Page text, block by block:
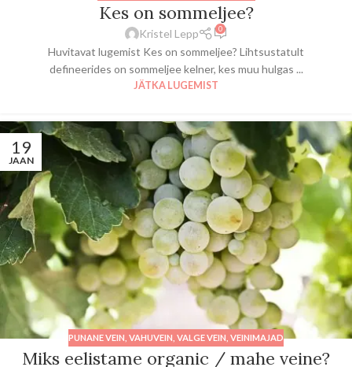
Kes on sommeljee?
Kristel Lepp 0
Huvitavat lugemist Kes on sommeljee? Lihtsustatult
defineerides on sommeljee kelner, kes muu hulgas ...
JÄTKA LUGEMIST
19
JAAN
PUNANE VEIN VAHUVEIN VALGE VEIN VEINIMAJAD
Miks eelistame organic / mahe veine?